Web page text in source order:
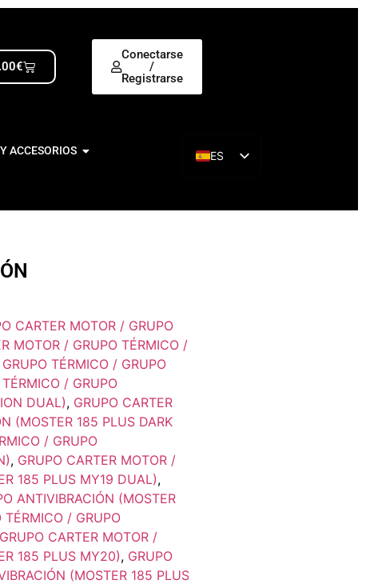
€
Conectarse
/
Registrarse
ACCESORIOS
ES
CARTER MOTOR / GRUPO
MOTOR / GRUPO TÉRMICO /
TÉRMICO / GRUPO
/ GRUPO
DUAL), GRUPO CARTER
(MOSTER 185 PLUS DARK
/ GRUPO
, GRUPO CARTER MOTOR /
185 PLUS MY19 DUAL),
ANTIVIBRACIÓN (MOSTER
TÉRMICO / GRUPO
GRUPO CARTER MOTOR /
185 PLUS MY20), GRUPO
(MOSTER 185 PLUS